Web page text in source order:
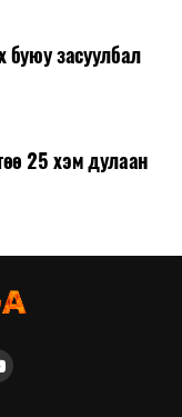
буюу засуулбал
25 хэм дулаан